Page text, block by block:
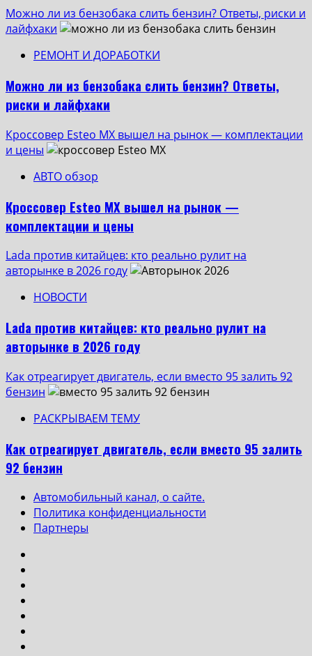
Можно ли из бензобака слить бензин? Ответы, риски и
лайфхаки
РЕМОНТ И ДОРАБОТКИ
Можно ли из бензобака слить бензин? Ответы,
риски и лайфхаки
Кроссовер Esteo MX вышел на рынок — комплектации
и цены
АВТО обзор
Кроссовер Esteo MX вышел на рынок —
комплектации и цены
Lada против китайцев: кто реально рулит на
авторынке в 2026 году
НОВОСТИ
Lada против китайцев: кто реально рулит на
авторынке в 2026 году
Как отреагирует двигатель, если вместо 95 залить 92
бензин
РАСКРЫВАЕМ ТЕМУ
Как отреагирует двигатель, если вместо 95 залить
92 бензин
Автомобильный канал, о сайте.
Политика конфиденциальности
Партнеры